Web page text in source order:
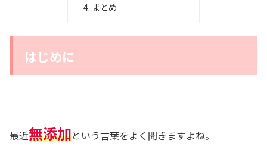
まとめ
はじめに
最近無添加という言葉をよく聞きますよね。